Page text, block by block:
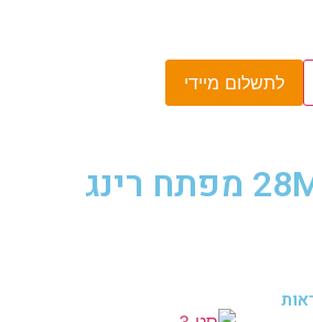
לתשלום מיידי
שתף את 28MM מפתח רינג